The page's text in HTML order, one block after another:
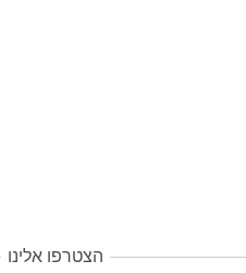
הצטרפו אלינו